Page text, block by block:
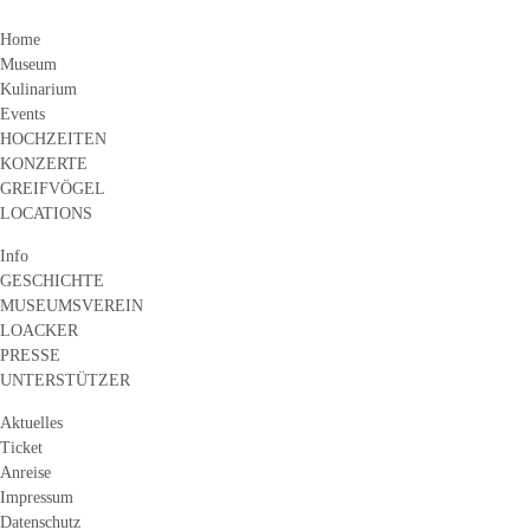
Home
Museum
Kulinarium
Events
HOCHZEITEN
KONZERTE
GREIFVÖGEL
LOCATIONS
Info
GESCHICHTE
MUSEUMSVEREIN
LOACKER
PRESSE
UNTERSTÜTZER
Aktuelles
Ticket
Anreise
Impressum
Datenschutz